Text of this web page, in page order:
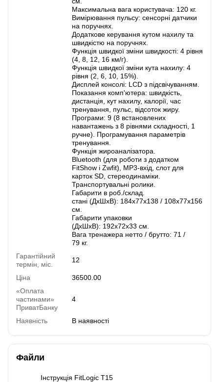
Максимальна вага користувача: 120 кг.
Вимірювання пульсу: сенсорні датчики
на поручнях.
Додаткове керування кутом нахилу та
швидкістю на поручнях.
Функція швидкої зміни швидкості: 4 рівня
(4, 8, 12, 16 км/г).
Функція швидкої зміни кута нахилу: 4
рівня (2, 6, 10, 15%).
Дисплей консолі: LCD з підсвічуванням.
Показання комп'ютера: швидкість,
дистанція, кут нахилу, калорії, час
тренування, пульс, відсоток жиру.
Програми: 9 (8 встановлених
навантажень з 8 рівнями складності, 1
ручне). Програмування параметрів
тренування.
Функція жироаналізатора.
Bluetooth (для роботи з додатком
FitShow і Zwfit), MP3-вхід, слот для
карток SD, стереодинаміки.
Транспортувальні ролики.
Габарити в роб./склад.
стані (ДхШхВ): 184х77х138 / 108х77х156
см.
Габарити упаковки
(ДхШхВ): 192х72х33 см.
Вага тренажера нетто / брутто: 71 /
79 кг.
Гарантійний
термін, міс.
12
Ціна
36500.00
«Оплата
частинами»
ПриватБанку
4
Наявність В наявності
Файли
Інструкція FitLogic T15